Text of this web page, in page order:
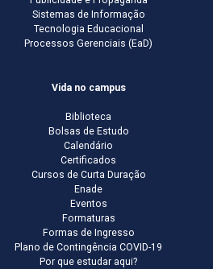
Sistemas de Informação
Tecnologia Educacional
Processos Gerenciais (EaD)
Vida no campus
Biblioteca
Bolsas de Estudo
Calendário
Certificados
Cursos de Curta Duração
Enade
Eventos
Formaturas
Formas de Ingresso
Plano de Contingência COVID-19
Por que estudar aqui?